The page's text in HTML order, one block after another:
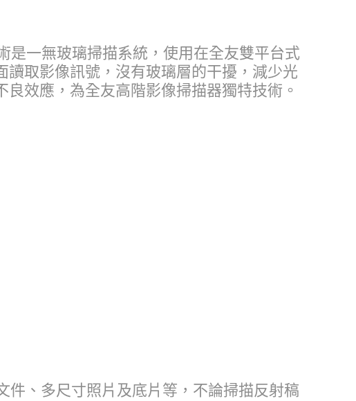
是一無玻璃掃描系統，使用在全友雙平台式
取影像訊號，沒有玻璃層的干擾，減少光
效應，為全友高階影像掃描器獨特技術。
件、多尺寸照片及底片等，不論掃描反射稿